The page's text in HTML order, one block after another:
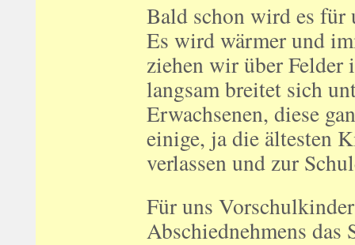
Bald schon wird es für
Es wird wärmer und
ziehen wir über Felder
langsam breitet sich
Erwachsenen, diese
einige, ja die ältesten
verlassen und zur
Für uns
Abschiednehmens das